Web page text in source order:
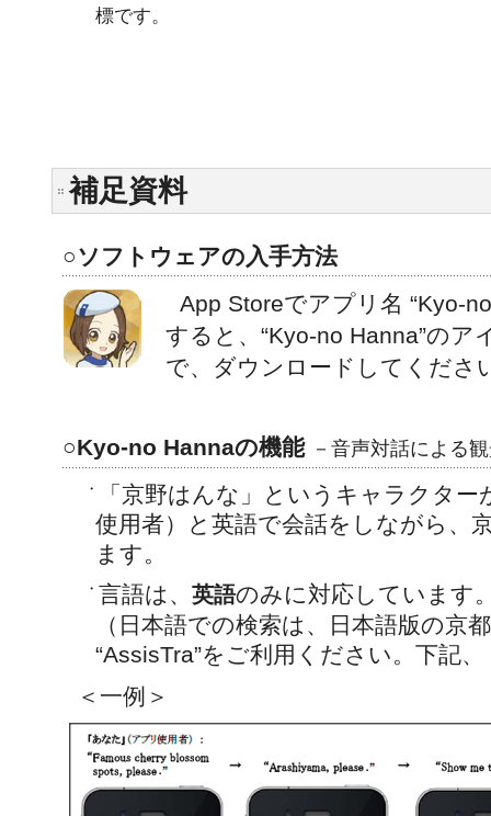
標です。
補足資料
○ソフトウェアの入手方法
App Storeでアプリ名 “Kyo-
すると、“Kyo-no Hanna”の
で、ダウンロードしてくださ
○Kyo-no Hannaの機能 －音声対話による
・
「京野はんな」というキャラクタ
使用者）と英語で会話をしながら、
ます。
・ 言語は、 英語のみに対応しています
（日本語での検索は、日本語版の京
“AssisTra”をご利用ください。下記
＜一例＞